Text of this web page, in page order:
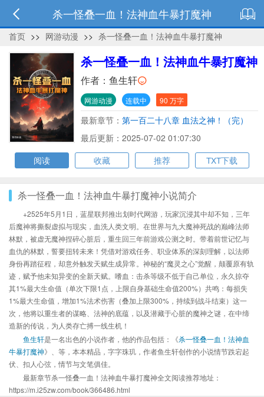
杀一怪叠一血！法神血牛暴打魔神
首页 >> 网游动漫 >> 杀一怪叠一血！法神血牛暴打魔神
杀一怪叠一血！法神血牛暴打魔神
作者： 鱼生轩
网游动漫 连载中 90 万字
最新章节： 第一百二十八章 血法之神！（完）
最后更新：2025-07-02 01:07:30
阅读
收藏 推荐 TXT下载
杀一怪叠一血！法神血牛暴打魔神小说简介
+2525年5月1日，蓝星联邦推出划时代网游，玩家沉浸其中却不知，三年
后魔神将撕裂虚拟与现实，血洗人类文明。在世界与九大魔神死战的巅峰法师
林默，被虚无魔神捏碎心脏后，重生回三年前游戏公测之时。带着前世记忆与
血仇的林默，誓要扭转未来！凭借对游戏任务、职业体系的深刻理解，以法师
身份再踏征程，却意外触发天赋生成异常。神秘的“魔灵之心”觉醒，颠覆原有轨
迹，赋予他未知异变的全新天赋。嗜血：击杀等级不低于自己单位，永久掠夺
其1%最大生命值（单次下限1点，上限自身基础生命值200%）共鸣：每损失
1%最大生命值，增加1%法术伤害（叠加上限300%，持续到战斗结束）这一
次，他将以重生者的谋略、法神的底蕴，以及潜藏于心脏的魔神之谜，在中缔
造新的传说，为人类存亡搏一线生机！
鱼生轩是一名出色的小说作者，他的作品包括：《杀一怪叠一血！法神血
牛暴打魔神》、等，本本精品，字字珠玑，作者鱼生轩创作的小说情节跌宕起
伏、扣人心弦，情节与文笔俱佳。
最新章节杀一怪叠一血！法神血牛暴打魔神全文阅读推荐地址：
https://m.i25zw.com/book/366486.html